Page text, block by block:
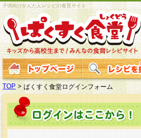
子供向けかんたんレシピの食育サイト
TOP > ぱくすく食堂ログインフォーム